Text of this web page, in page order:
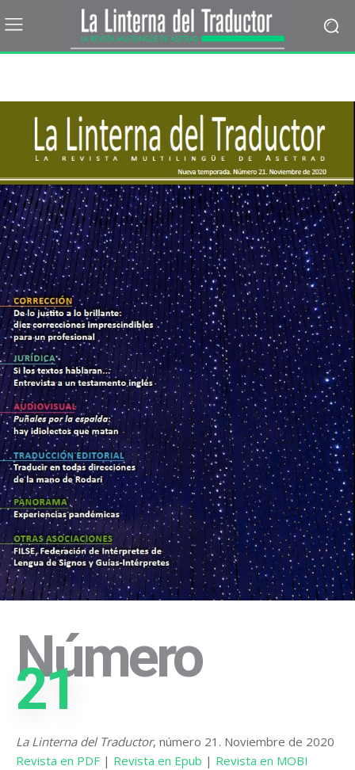
Número
21
La Linterna del Traductor, número 21. Noviembre de 2020
Revista en PDF | Revista en Epub | Revista en MOBI